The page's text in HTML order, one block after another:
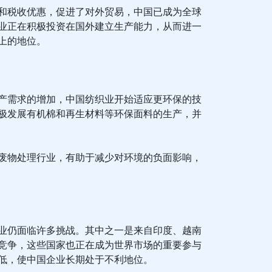
税收优惠，促进了对外贸易，中国已成为全球
正在积极投资在国外建立生产能力，从而进一
地位。
需求的增加，中国纺织业开始适应更环保的技
发展有机棉和再生材料等环保面料的生产，并
物处理行业，有助于减少对环境的负面影响，
仍面临许多挑战。其中之一是来自印度、越南
争，这些国家也正在成为世界市场的重要参与
使中国企业长期处于不利地位。